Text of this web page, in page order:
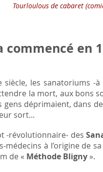
Tourloulous de cabaret
commencé en
siècle, les sanatoriums
la mort, aux bons
gens déprimaient, dans
sort...
-révolutionnaire- des
médecins à l’origine de
de « Méthode Bligny ».